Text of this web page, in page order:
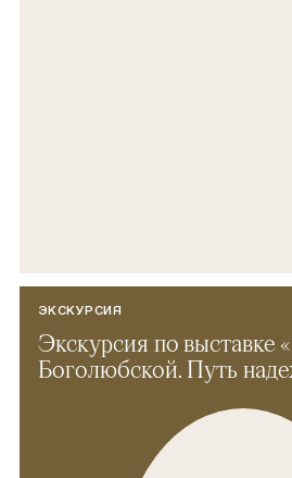
ЭКСКУРСИЯ
Экскурсия по выставке
Боголюбской. Путь